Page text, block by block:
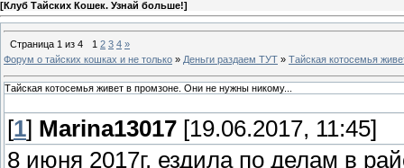
[Клуб Тайских Кошек. Узнай больше!]
Страница 1 из 4 1 2 3 4 »
Форум о тайских кошках и не только » Деньги раздаем ТУТ » Тайская котосемья
Тайская котосемья живет в промзоне. Они не нужны никому...
[1] Marina13017 [19.06.2017, 11:45]
8 июня 2017г. ездила по делам в